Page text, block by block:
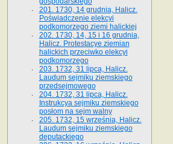
201. 1730, 14 grudnia, Halicz.
Poświadczenie elekcyi
podkomorzego ziemi halickiej
202. 1730, 14, 15 i 16 grudnia,
Halicz. Protestacye ziemian
halickich przeciwko elekcyi
podkomorzego
203. 1732, 31 lipca, Halicz.
Laudum sejmiku ziemskiego
przedsejmowego
204. 1732, 31 lipca, Halicz.
Instrukcya sejmiku ziemskiego
posłom na sejm walny
205. 1732, 15 września, Halicz.
Laudum sejmiku ziemskiego
deputackiego